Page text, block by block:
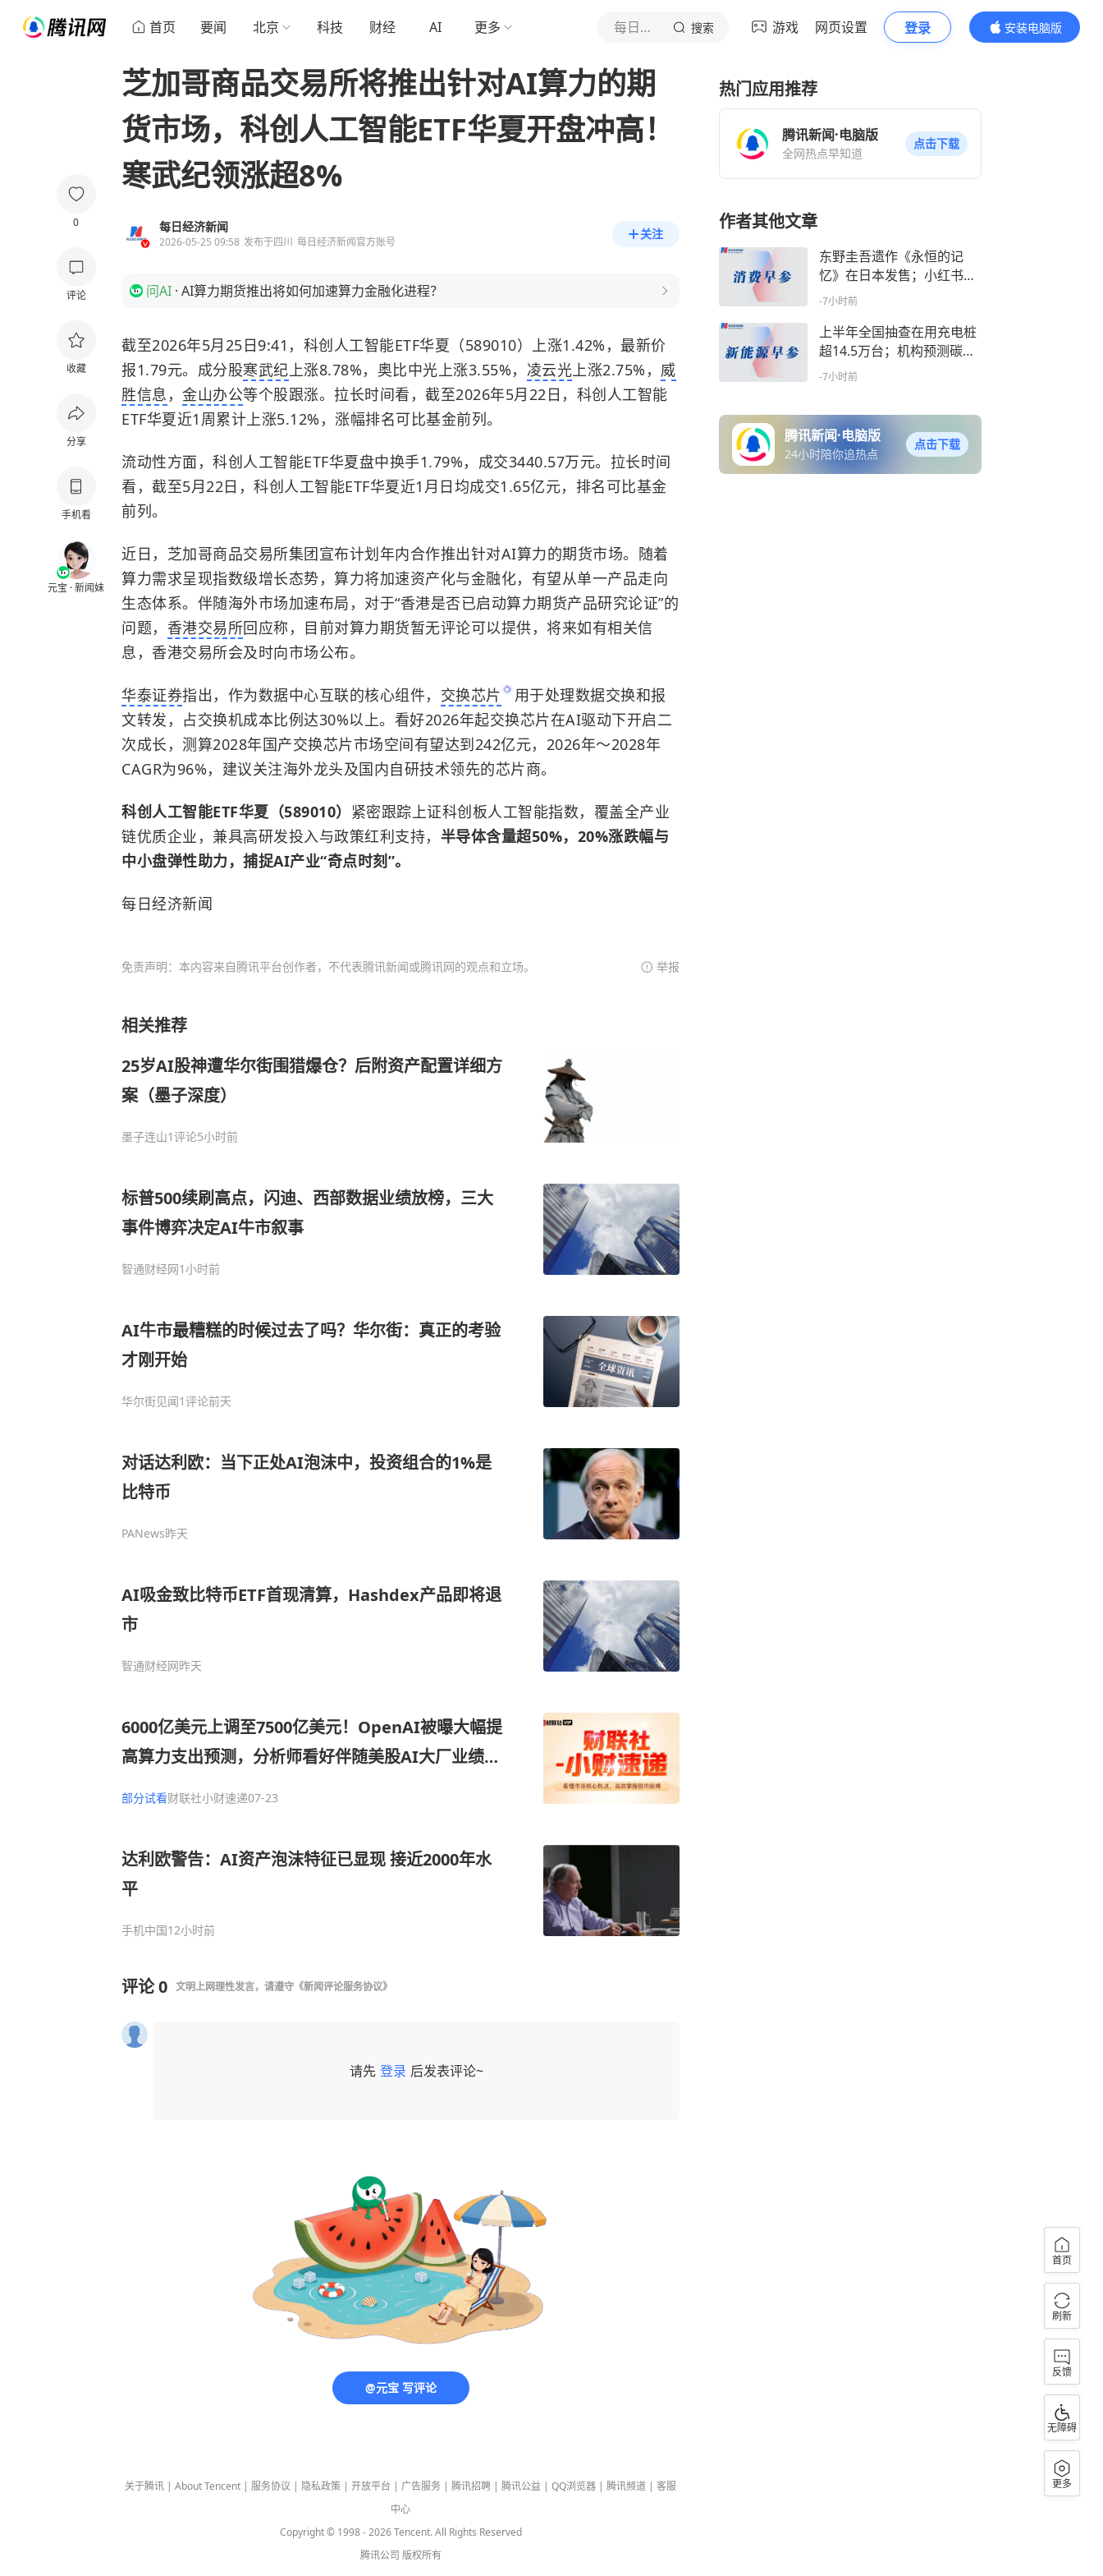
首页 要闻 北京 科技 财经 AI 更多 每日经济新闻 搜索 游戏 网页设置 登录
安装电脑版
内容更精彩
0
评论
收藏
分享
手机看
元宝 · 新闻妹
芝加哥商品交易所将推出针对AI算力的期
货市场，科创人工智能ETF华夏开盘冲高！
寒武纪领涨超8%
每日经济新闻
2026-05-25 09:58 发布于四川 每日经济新闻官方账号
关注
问AI · AI算力期货推出将如何加速算力金融化进程？
截至2026年5月25日9:41，科创人工智能ETF华夏（589010）上涨1.42%，最新价
报1.79元。成分股寒武纪上涨8.78%，奥比中光上涨3.55%， 凌云光上涨2.75%， 威
胜信息 ， 金山办公等个股跟涨。拉长时间看，截至2026年5月22日，科创人工智能
ETF华夏近1周累计上涨5.12%，涨幅排名可比基金前列。
流动性方面，科创人工智能ETF华夏盘中换手1.79%，成交3440.57万元。拉长时间
看，截至5月22日，科创人工智能ETF华夏近1月日均成交1.65亿元，排名可比基金
前列。
近日，芝加哥商品交易所集团宣布计划年内合作推出针对AI算力的期货市场。随着
算力需求呈现指数级增长态势，算力将加速资产化与金融化，有望从单一产品走向
生态体系。伴随海外市场加速布局，对于“香港是否已启动算力期货产品研究论证”的
问题， 香港交易所回应称，目前对算力期货暂无评论可以提供，将来如有相关信
息，香港交易所会及时向市场公布。
华泰证券指出，作为数据中心互联的核心组件， 交换芯片
用于处理数据交换和报
文转发，占交换机成本比例达30%以上。看好2026年起交换芯片在AI驱动下开启二
次成长，测算2028年国产交换芯片市场空间有望达到242亿元，2026年～2028年
CAGR为96%，建议关注海外龙头及国内自研技术领先的芯片商。
科创人工智能ETF华夏（589010） 紧密跟踪上证科创板人工智能指数，覆盖全产业
链优质企业，兼具高研发投入与政策红利支持， 半导体含量超50%，20%涨跌幅与
中小盘弹性助力，捕捉AI产业“奇点时刻”。
每日经济新闻
免责声明：本内容来自腾讯平台创作者，不代表腾讯新闻或腾讯网的观点和立场。 举报
相关推荐
25岁AI股神遭华尔街围猎爆仓？后附资产配置详细方
案（墨子深度）
墨子连山1评论5小时前
标普500续刷高点，闪迪、西部数据业绩放榜，三大
事件博弈决定AI牛市叙事
智通财经网1小时前
AI牛市最糟糕的时候过去了吗？华尔街：真正的考验
才刚开始
华尔街见闻1评论前天
对话达利欧：当下正处AI泡沫中，投资组合的1%是
比特币
PANews昨天
AI吸金致比特币ETF首现清算，Hashdex产品即将退
市
智通财经网昨天
6000亿美元上调至7500亿美元！OpenAI被曝大幅提
高算力支出预测，分析师看好伴随美股AI大厂业绩季
部分试看财联社小财速递07-23
达利欧警告：AI资产泡沫特征已显现 接近2000年水
平
手机中国12小时前
评论0 文明上网理性发言，请遵守 《新闻评论服务协议》
请先 登录 后发表评论~
@元宝 写评论
关于腾讯 | About Tencent | 服务协议 | 隐私政策 | 开放平台 | 广告服务 | 腾讯招聘 | 腾讯公益 | QQ浏览器 | 腾讯频道 | 客服
中心
Copyright © 1998 -2026Tencent. All Rights Reserved
腾讯公司 版权所有
热门应用推荐
腾讯新闻·电脑版
全网热点早知道
点击下载
作者其他文章
东野圭吾遗作《永恒的记
忆》在日本发售；小红书排
查数十类涉未成年人高发风
-7小时前
上半年全国抽查在用充电桩
超14.5万台；机构预测碳酸
锂2027年仍供不应求 | 新能
-7小时前
腾讯新闻·电脑版
24小时陪你追热点
点击下载
首页
刷新
反馈
无障碍
更多